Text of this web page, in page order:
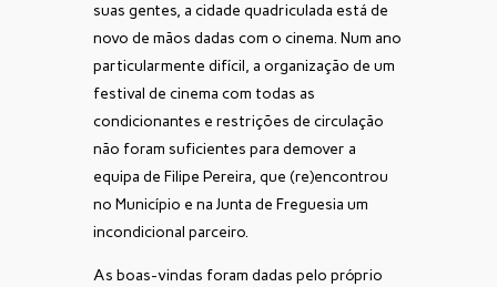
suas gentes, a cidade quadriculada está de
novo de mãos dadas com o cinema. Num ano
particularmente difícil, a organização de um
festival de cinema com todas as
condicionantes e restrições de circulação
não foram suficientes para demover a
equipa de Filipe Pereira, que (re)encontrou
no Município e na Junta de Freguesia um
incondicional parceiro.
As boas-vindas foram dadas pelo próprio